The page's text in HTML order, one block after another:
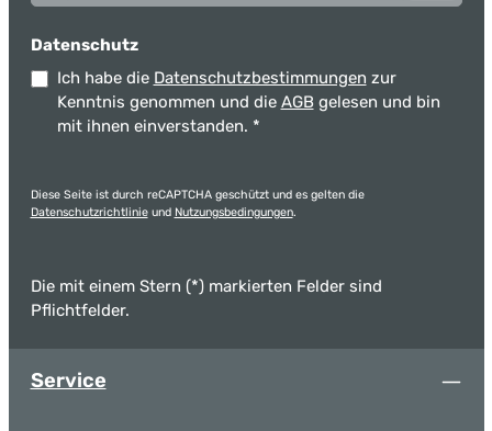
Datenschutz
Ich habe die Datenschutzbestimmungen zur
Kenntnis genommen und die AGB gelesen und bin
mit ihnen einverstanden. *
Diese Seite ist durch reCAPTCHA geschützt und es gelten die
Datenschutzrichtlinieund Nutzungsbedingungen.
Die mit einem Stern (*) markierten Felder sind
Pflichtfelder.
Service